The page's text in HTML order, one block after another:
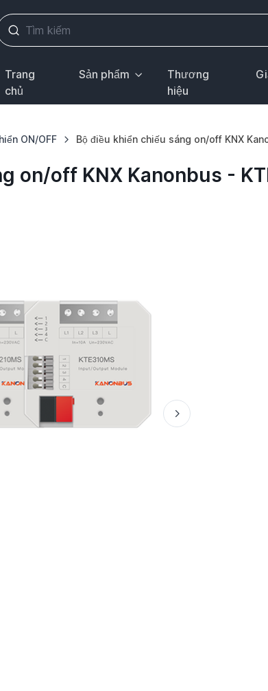
Trang
chủ
Sản phẩm
Thương
hiệu
ON/OFF Bộ điều khiển chiếu sáng on/off KNX
on/off KNX Kanonbus -